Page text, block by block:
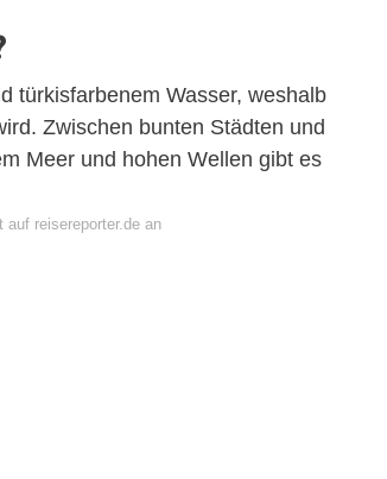
türkisfarbenem Wasser, weshalb
Zwischen bunten Städten und
Meer und hohen Wellen gibt es
reisereporter.de an